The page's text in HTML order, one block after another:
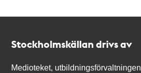
Stockholmskällan drivs av
Medioteket, utbildningsförvaltningen